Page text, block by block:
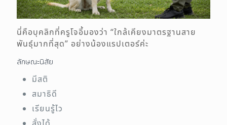
นี่คือบุคลิกที่ครูโจอี้มองว่า “ใกล้เคียงมาตรฐานสาย
พันธุ์มากที่สุด” อย่างน้องแรปเตอร์ค่ะ
ลักษณะนิสัย
มีสติ
สมาธิดี
เรียนรู้ไว